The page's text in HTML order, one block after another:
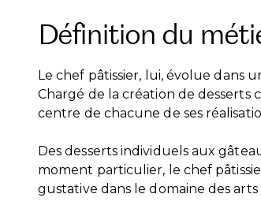
Définition du
Le chef pâtissier, lui, évolue dans
Chargé de la création de desserts
centre de chacune de ses
Des desserts individuels aux
moment particulier, le chef
gustative dans le domaine des arts